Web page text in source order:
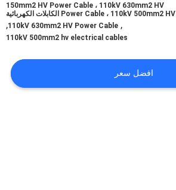
150mm2 HV Power Cable ، 110kV 630mm2 HV
Power Cable ، 110kV 500mm2 HV الكابلات الكهربائية
,
110kV 630mm2 HV Power Cable
,
110kV 500mm2 hv electrical cables
افضل سعر